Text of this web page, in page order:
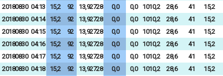
20180830 04:13 15,2 92 13,92728 0,0 0,0 1010,2 28,6 41
15,2
20180830 04:14 15,2 92 13,92728 0,0 0,0 1010,2 28,6 41
15,2
20180830 04:15 15,2 92 13,92728 0,0 0,0 1010,2 28,6 41
15,2
20180830 04:16 15,2 92 13,92728 0,0 0,0 1010,2 28,6 41
15,2
20180830 04:17 15,2 92 13,92728 0,0 0,0 1010,2 28,6 41
15,2
20180830 04:18 15,2 92 13,92728 0,0 0,0 1010,2 28,6 41
15,2